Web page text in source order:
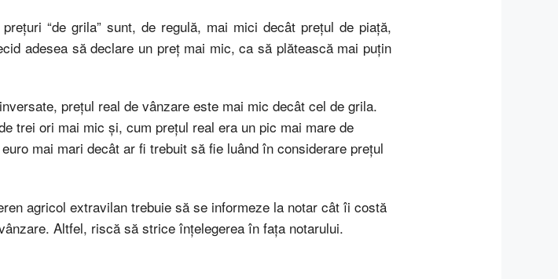
“de grila” sunt, de regulă, mai mici decât preţul de piaţă,
adesea să declare un preţ mai mic, ca să plătească mai puţin
preţul real de vânzare este mai mic decât cel de grila.
trei ori mai mic şi, cum preţul real era un pic mai mare de
mai mari decât ar fi trebuit să fie luând în considerare preţul
agricol extravilan trebuie să se informeze la notar cât îi costă
Altfel, riscă să strice înţelegerea în faţa notarului.